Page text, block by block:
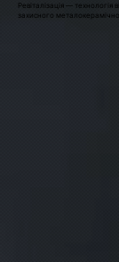
Ревіталізація —
захисного